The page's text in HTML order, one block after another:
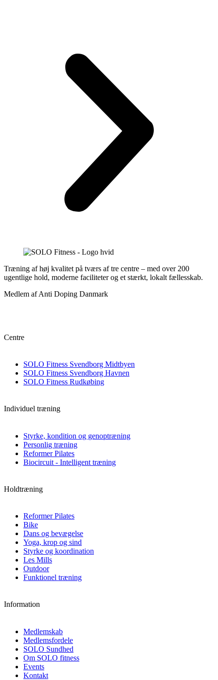
Træning af høj kvalitet på tværs af tre centre – med over 200
ugentlige hold, moderne faciliteter og et stærkt, lokalt fællesskab.
Medlem af Anti Doping Danmark
Centre
SOLO Fitness Svendborg Midtbyen
SOLO Fitness Svendborg Havnen
SOLO Fitness Rudkøbing
Individuel træning
Styrke, kondition og genoptræning
Personlig træning
Reformer Pilates
Biocircuit - Intelligent træning
Holdtræning
Reformer Pilates
Bike
Dans og bevægelse
Yoga, krop og sind
Styrke og koordination
Les Mills
Outdoor
Funktionel træning
Information
Medlemskab
Medlemsfordele
SOLO Sundhed
Om SOLO fitness
Events
Kontakt